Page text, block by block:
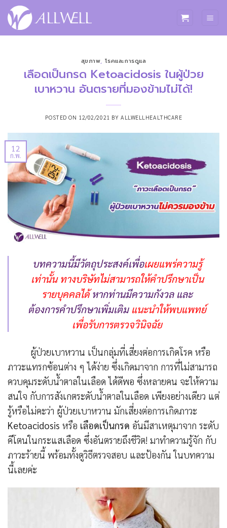
ข้าม
ไป
สุขภาพ, โรคและการดูแล
เลือดเป็นกรด Ketoacidosis ในผู้ป่วย
เบาหวาน อันตรายที่มองข้ามไม่ได้!
POSTED ON 12/02/2021 BY ALLWELLHEALTHCARE
12
ก.พ.
บทความนี้มีวัตถุประสงค์เพื่อเผยแพร่ความรู้
เท่านั้น ทางบริษัทไม่สามารถให้คำปรึกษาเป็น
รายบุคคลได้หากท่านมีความกังวล และ
ต้องการคำปรึกษาเพิ่มเติม แนะนำให้พบแพทย์
เพื่อรับการตรวจวินิจฉัย
ผู้ป่วยเบาหวาน เป็นกลุ่มที่เสี่ยงต่อการเกิดโรค หรือ
ภาวะแทรกซ้อนต่าง ๆ ได้ง่าย ซึ่งเกิดมาจาก การที่ไม่สามารถ
ควบคุมระดับน้ำตาลในเลือด ได้ดีพอ ซึ่งหลายคน จะให้ความ
สนใจ กับการสังเกตระดับน้ำตาลในเลือด เพียงอย่างเดียว แต่
รู้หรือไม่คะว่า ผู้ป่วยเบาหวาน มักเสี่ยงต่อการเกิดภาวะ
Ketoacidosis หรือ เลือดเป็นกรด อันมีสาเหตุมาจาก ระดับ
คีโตนในกระแสเลือด ซึ่งอันตรายถึงชีวิต! มาทำความรู้จัก กับ
ภาวะร้ายนี้ พร้อมทั้งดูวิธีตรวจสอบ และป้องกัน ในบทความ
นี้เลยค่ะ